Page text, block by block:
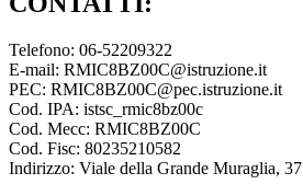
Telefono: 06-52209322
E-mail: RMIC8BZ00C@istruzione.it
PEC: RMIC8BZ00C@pec.istruzione.it
Cod. IPA: istsc_rmic8bz00c
Cod. Mecc: RMIC8BZ00C
Cod. Fisc: 80235210582
Indirizzo: Viale della Grande Muraglia, 37